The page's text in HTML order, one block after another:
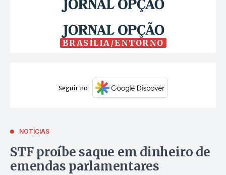
BRASÍLIA/ENTORNO
Seguir no
NOTÍCIAS
STF proíbe saque em dinheiro de
emendas parlamentares